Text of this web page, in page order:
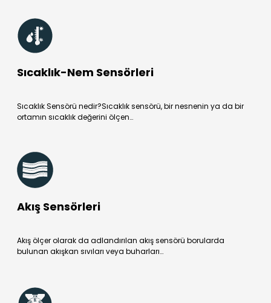
Sıcaklık-Nem Sensörleri
Sıcaklık Sensörü nedir?Sıcaklık sensörü, bir nesnenin ya da bir
ortamın sıcaklık değerini ölçen…
Akış Sensörleri
Akış ölçer olarak da adlandırılan akış sensörü borularda
bulunan akışkan sıvıları veya buharları…